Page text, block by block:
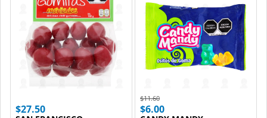
$27.50
Price reduced from
$11.60to
$6.00